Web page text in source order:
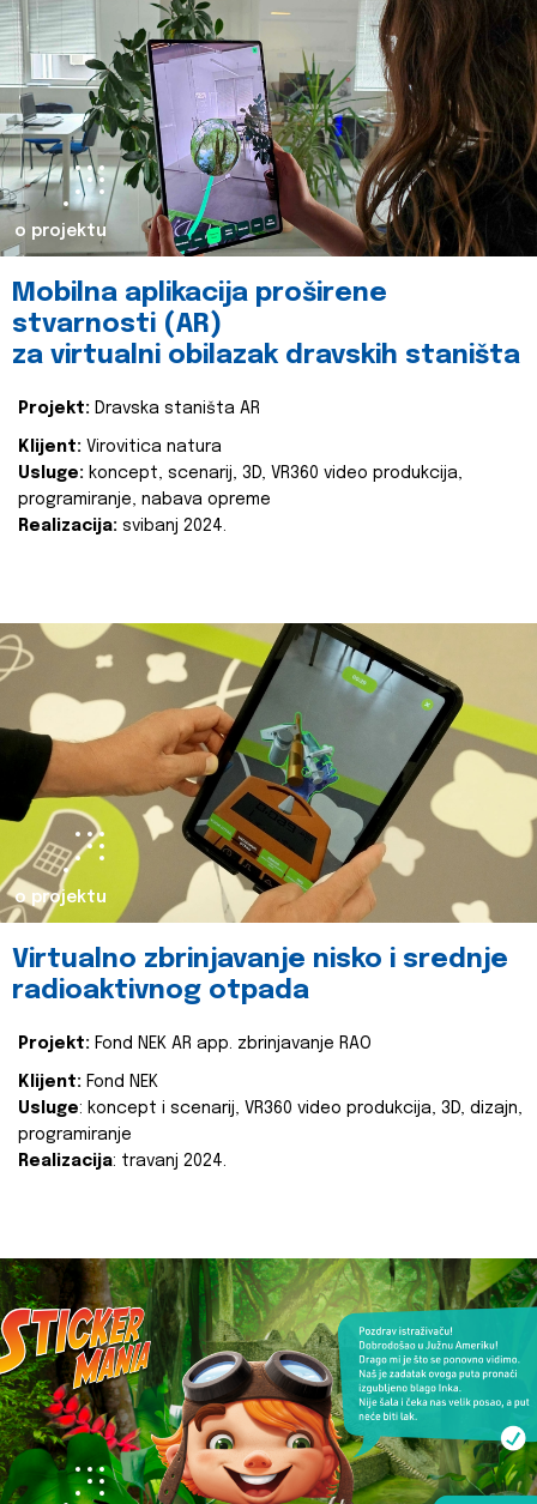
o projektu
Mobilna aplikacija proširene
stvarnosti (AR)
za virtualni obilazak dravskih staništa
Projekt: Dravska staništa AR
Klijent: Virovitica natura
Usluge: koncept, scenarij, 3D, VR360 video produkcija,
programiranje, nabava opreme
Realizacija: svibanj 2024.
o projektu
Virtualno zbrinjavanje nisko i srednje
radioaktivnog otpada
Projekt: Fond NEK AR app. zbrinjavanje RAO
Klijent: Fond NEK
Usluge: koncept i scenarij, VR360 video produkcija, 3D, dizajn,
programiranje
Realizacija: travanj 2024.